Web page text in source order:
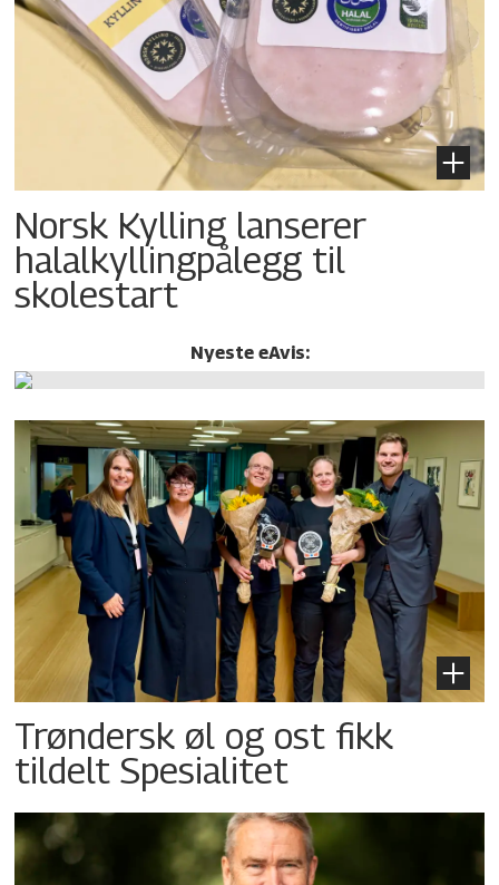
Norsk Kylling lanserer
halalkylling­pålegg til
skolestart
Nyeste eAvis:
Trøndersk øl og ost fikk
tildelt Spesialitet